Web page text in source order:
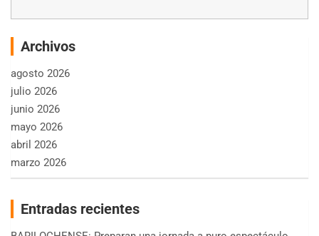
Archivos
agosto 2026
julio 2026
junio 2026
mayo 2026
abril 2026
marzo 2026
Entradas recientes